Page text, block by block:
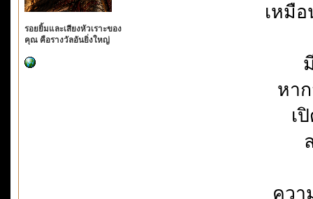
รอยยิ้มและเสียงหัวเราะของ
คุณ คือรางวัลอันยิ่งใหญ่
เหมื
หา
เ
ควา